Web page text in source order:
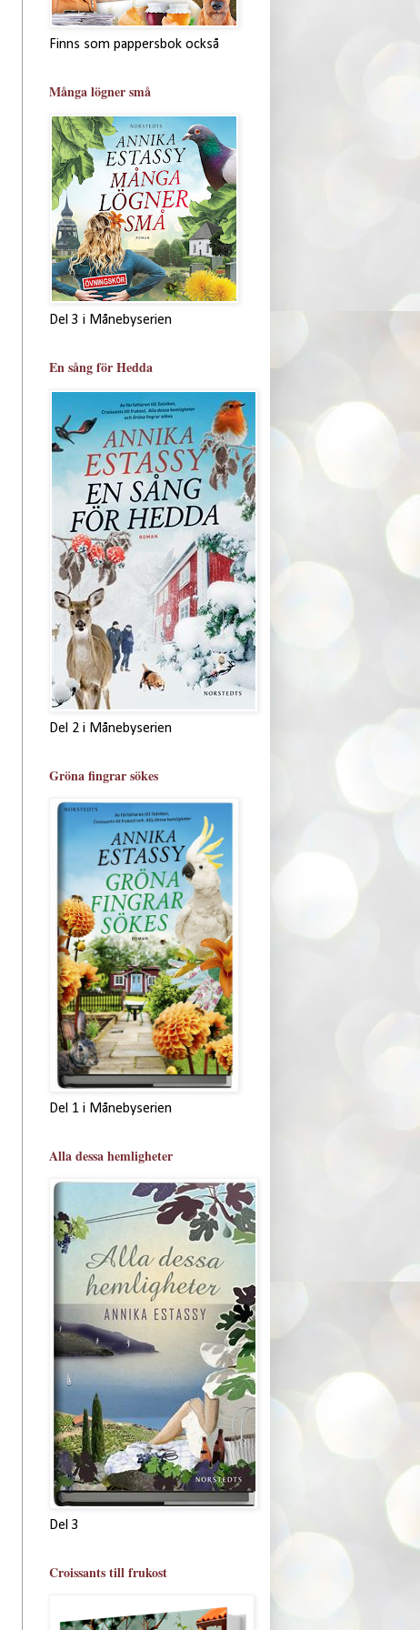
Finns som pappersbok också
Många lögner små
Del 3 i Månebyserien
En sång för Hedda
Del 2 i Månebyserien
Gröna fingrar sökes
Del 1 i Månebyserien
Alla dessa hemligheter
Del 3
Croissants till frukost